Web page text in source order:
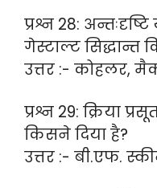
प्रश्न 28:
गेस्टाल्ट सिद्धान्त
उत्तर :- कोहलर,
प्रश्न 29: क्रिया
किसने दिया है?
उत्तर :- बी.एफ.